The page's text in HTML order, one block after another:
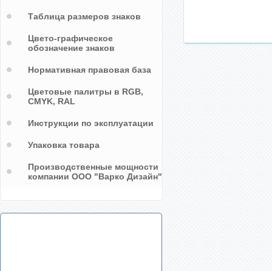
Таблица размеров знаков
Цвето-графическое
обозначение знаков
Нормативная правовая база
Цветовые палитры в RGB,
CMYK, RAL
Инструкции по эксплуатации
Упаковка товара
Производственные мощности
компании ООО "Варко Дизайн"